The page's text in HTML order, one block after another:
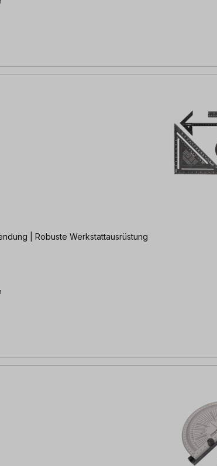
| Robuste Werkstattausrüstung